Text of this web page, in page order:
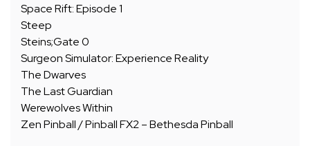
Space Rift: Episode 1
Steep
Steins;Gate 0
Surgeon Simulator: Experience Reality
The Dwarves
The Last Guardian
Werewolves Within
Zen Pinball / Pinball FX2 – Bethesda Pinball